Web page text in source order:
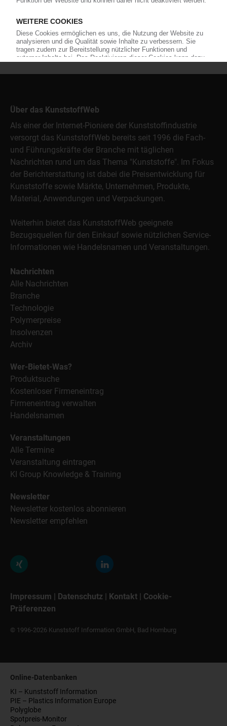
Über das KunststoffWeb
Als einer der Internet-Pioniere der Kunststoffindustrie
versorgt das KunststoffWeb bereits seit 1996 die Fach-
und Führungskräfte der Branche mit täglichen
Nachrichten rund um das Thema "Kunststoffe". Im Fokus
der Berichterstattung ist dabei die Preisentwicklung für
Kunststoffe sowie Märkte, Unternehmen, Produkte,
Material, Anwendungen und Verpackungen.
Weiterhin bietet das KunststoffWeb geeignete
Bezugsquellen für den Einkauf sowie nützlichen Service-
Informationen wie Handelsnamen und Veranstaltungen.
Nachrichten
Alle Nachrichten
Branche
Technologie
Polymerpreise
Insolvenzen
Archiv
Wer-Bietet-Was?
Produktsuche
Kostenloser Firmeneintrag
Firmeneintrag verwalten
Handelsnamen
Veranstaltungen
Alle Termine
Veranstaltung eintragen
KI Group Knowledge & Training
Newsletter
Newsletter kostenlos abonnieren
Newsletter empfehlen
Impressum | Datenschutz | Kontakt | Cookie-
Präferenzen
© 1996-2026 Kunststoff Information GmbH, Bad Homburg
Online-Datenbanken
KI – Kunststoff Information
PIE – Plastics Information Europe
Polyglobe
Spotpreis-Monitor